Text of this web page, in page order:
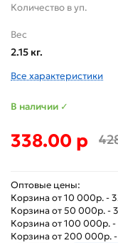
Количество в уп.
Вес
2.15 кг.
Все характеристики
В наличии ✓
338.00 р
Оптовые цены:
Корзина от 10 000р. -
Корзина от 50 000р. -
Корзина от 100 000р. -
Корзина от 200 000р.